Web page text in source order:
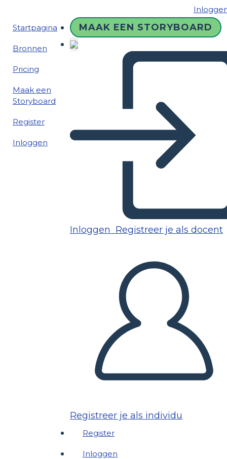
Startpagina
Bronnen
Pricing
Maak een
Storyboard
Register
Inloggen
MAAK EEN STORYBOARD
Inloggen Registreer je als docent
Registreer je als individu
Register
Inloggen